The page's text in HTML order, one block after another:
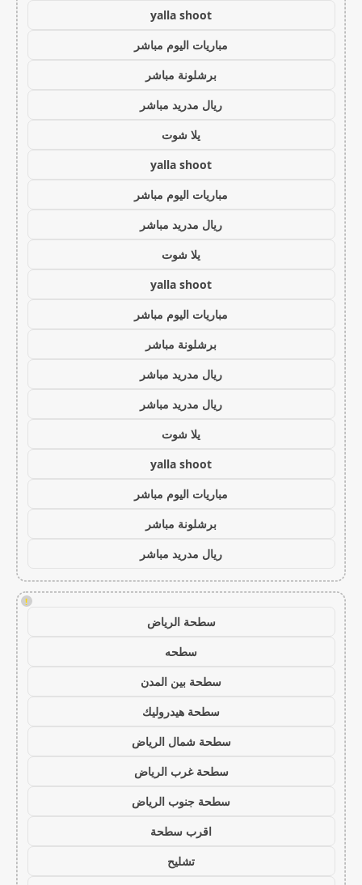
yalla shoot
مباريات اليوم مباشر
برشلونة مباشر
ريال مدريد مباشر
يلا شوت
yalla shoot
مباريات اليوم مباشر
ريال مدريد مباشر
يلا شوت
yalla shoot
مباريات اليوم مباشر
برشلونة مباشر
ريال مدريد مباشر
ريال مدريد مباشر
يلا شوت
yalla shoot
مباريات اليوم مباشر
برشلونة مباشر
ريال مدريد مباشر
!
سطحة الرياض
سطحه
سطحة بين المدن
سطحة هيدروليك
سطحة شمال الرياض
سطحة غرب الرياض
سطحة جنوب الرياض
اقرب سطحة
تشليح